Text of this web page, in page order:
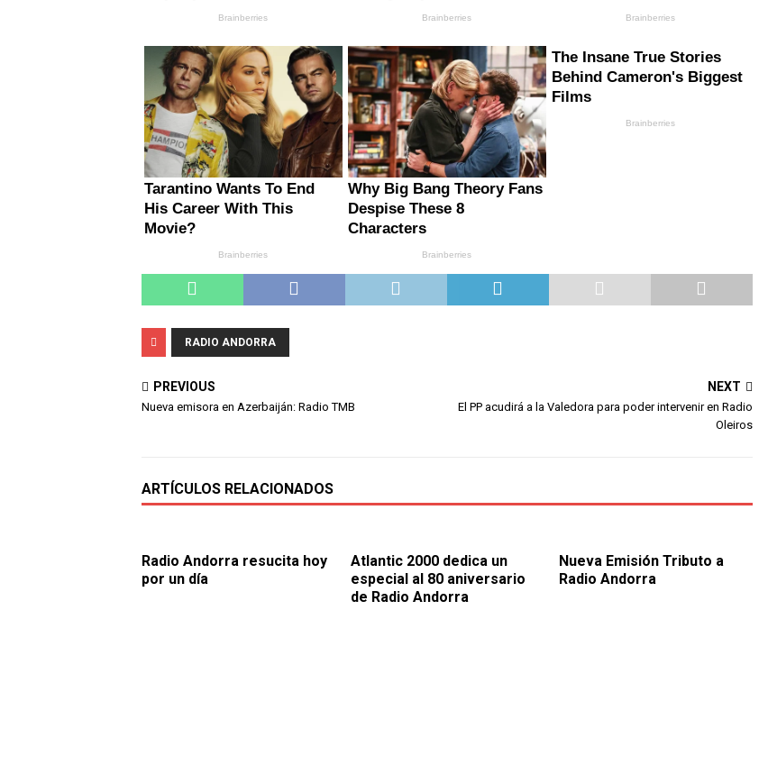
RADIO ANDORRA
PREVIOUS
Nueva emisora en Azerbaiján: Radio TMB
NEXT
El PP acudirá a la Valedora para poder intervenir en Radio
Oleiros
ARTÍCULOS RELACIONADOS
Radio Andorra resucita hoy
por un día
Atlantic 2000 dedica un
especial al 80 aniversario
de Radio Andorra
Nueva Emisión Tributo a
Radio Andorra